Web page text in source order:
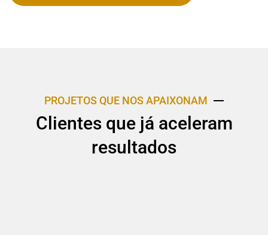
PROJETOS QUE NOS APAIXONAM
Clientes que já aceleram
resultados